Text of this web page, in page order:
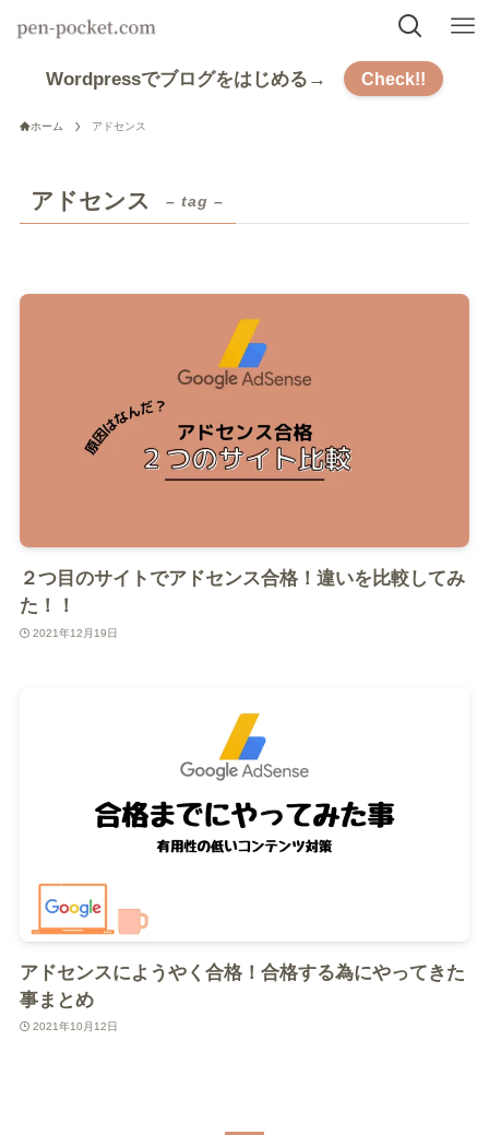
Wordpressでブログをはじめる→ Check!!
ホーム アドセンス
アドセンス – tag –
２つ目のサイトでアドセンス合格！違いを比較してみ
た！！
2021年12月19日
アドセンスにようやく合格！合格する為にやってきた
事まとめ
2021年10月12日